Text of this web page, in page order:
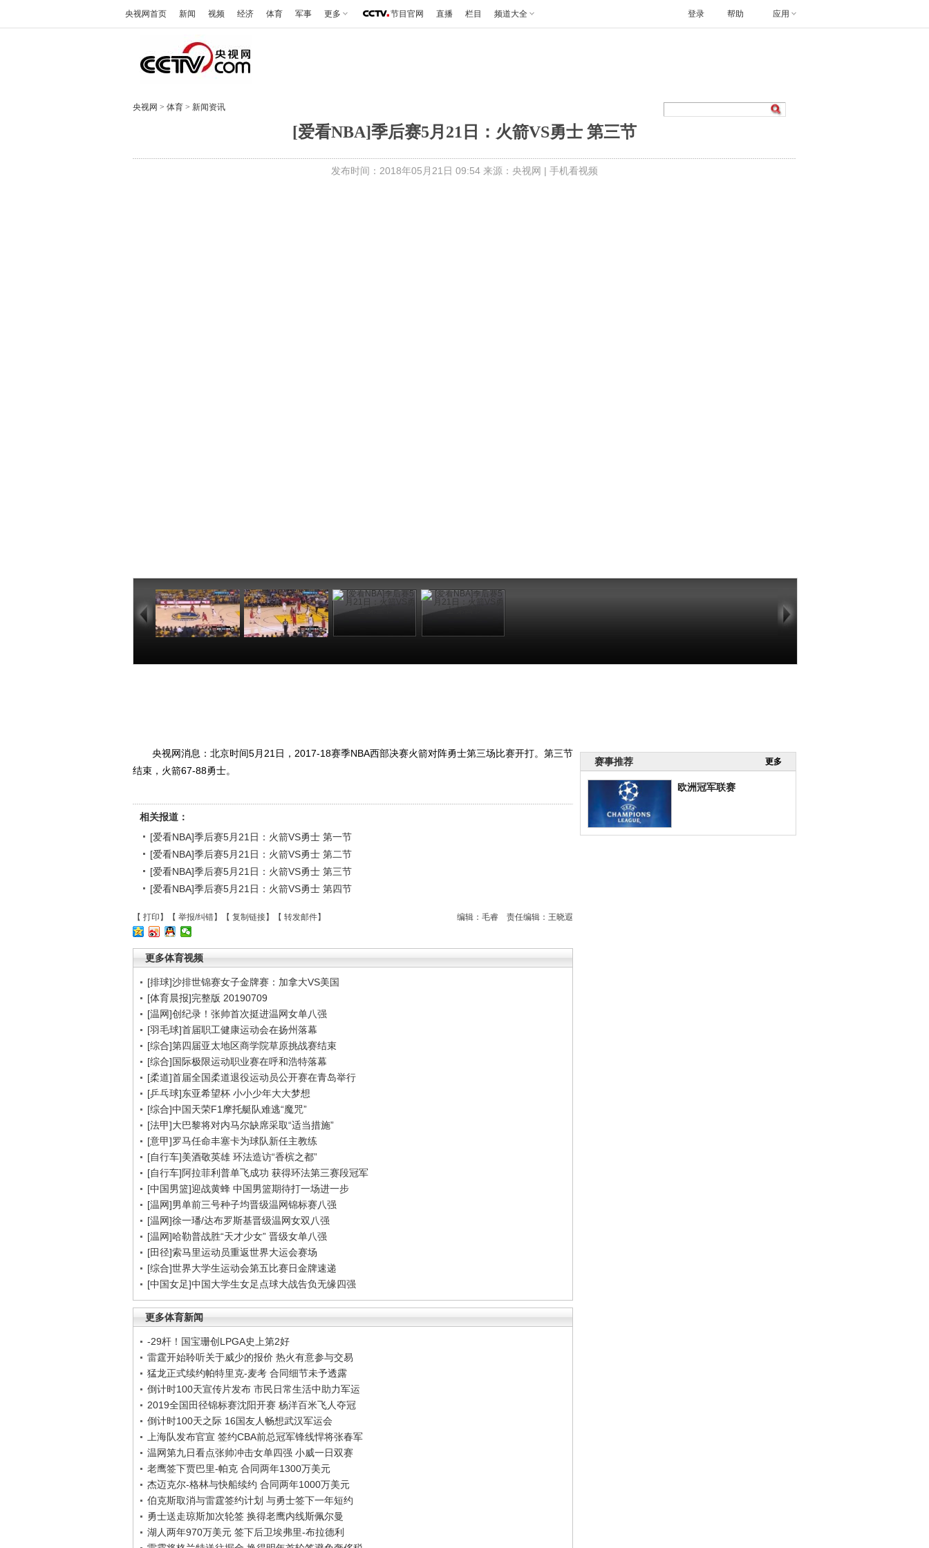
央视网首页 新闻 视频 经济 体育 军事 更多 节目官网 直播 栏目 频道大全 帮助 应用
登录
央视网 > 体育 > 新闻资讯
[爱看NBA]季后赛5月21日：火箭VS勇士 第三节
发布时间：2018年05月21日 09:54 来源：央视网 | 手机看视频
勇士 第一节
勇士 第二节
勇士 第三节
勇士 第四节
赛事推荐 更多
欧洲冠军联赛
央视网消息：北京时间5月21日，2017-18赛季NBA西部决赛火箭对阵勇士第三场比赛开打。第三节
结束，火箭67-88勇士。
相关报道：
[爱看NBA]季后赛5月21日：火箭VS勇士 第一节
[爱看NBA]季后赛5月21日：火箭VS勇士 第二节
[爱看NBA]季后赛5月21日：火箭VS勇士 第三节
[爱看NBA]季后赛5月21日：火箭VS勇士 第四节
编辑：毛睿 责任编辑：王晓遐
【 打印 】【 举报/纠错】【 复制链接】【 转发邮件】
更多体育视频
[排球]沙排世锦赛女子金牌赛：加拿大VS美国
[体育晨报]完整版 20190709
[温网]创纪录！张帅首次挺进温网女单八强
[羽毛球]首届职工健康运动会在扬州落幕
[综合]第四届亚太地区商学院草原挑战赛结束
[综合]国际极限运动职业赛在呼和浩特落幕
[柔道]首届全国柔道退役运动员公开赛在青岛举行
[乒乓球]东亚希望杯 小小少年大大梦想
[综合]中国天荣F1摩托艇队难逃“魔咒”
[法甲]大巴黎将对内马尔缺席采取“适当措施”
[意甲]罗马任命丰塞卡为球队新任主教练
[自行车]美酒敬英雄 环法造访“香槟之都”
[自行车]阿拉菲利普单飞成功 获得环法第三赛段冠军
[中国男篮]迎战黄蜂 中国男篮期待打一场进一步
[温网]男单前三号种子均晋级温网锦标赛八强
[温网]徐一璠/达布罗斯基晋级温网女双八强
[温网]哈勒普战胜“天才少女” 晋级女单八强
[田径]索马里运动员重返世界大运会赛场
[综合]世界大学生运动会第五比赛日金牌速递
[中国女足]中国大学生女足点球大战告负无缘四强
更多体育新闻
-29杆！国宝珊创LPGA史上第2好
雷霆开始聆听关于威少的报价 热火有意参与交易
猛龙正式续约帕特里克-麦考 合同细节未予透露
倒计时100天宣传片发布 市民日常生活中助力军运
2019全国田径锦标赛沈阳开赛 杨洋百米飞人夺冠
倒计时100天之际 16国友人畅想武汉军运会
上海队发布官宣 签约CBA前总冠军锋线悍将张春军
温网第九日看点张帅冲击女单四强 小威一日双赛
老鹰签下贾巴里-帕克 合同两年1300万美元
杰迈克尔-格林与快船续约 合同两年1000万美元
伯克斯取消与雷霆签约计划 与勇士签下一年短约
勇士送走琼斯加次轮签 换得老鹰内线斯佩尔曼
湖人两年970万美元 签下后卫埃弗里-布拉德利